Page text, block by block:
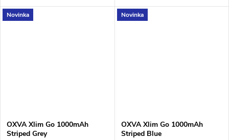
mezi vapery za období 2023 a
2024. Nyní přichází výrobce s
OXVA představuje model GO.
Tělo baterie s vestavěným
Novinka
OXVA Xlim Go 1000mAh
Striped Grey
Novinka
OXVA Xlim Go 1000mAh
Striped Blue